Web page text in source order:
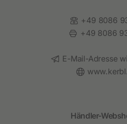
Telefon:
+49 8086
Fax:
+49 8086
E-Mail:
E-Mail-Adresse
Website:
Händler-